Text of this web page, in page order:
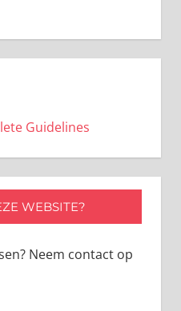
Guidelines
WEBSITE?
Neem contact op